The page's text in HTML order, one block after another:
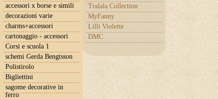
Tralala Collection
MyFanny
Lilli Violette
DMC
accessori x borse e simili
decorazioni varie
charms+accessori
cartonaggio - accessori
Corsi e scuola 1
schemi Gerda Bengtsson
Polistirolo
Bigliettini
sagome decorative in
ferro